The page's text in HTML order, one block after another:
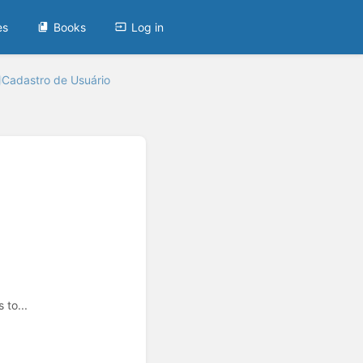
Books Log in
Cadastro de Usuário
to...